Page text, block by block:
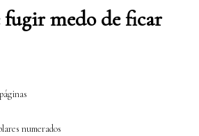
fugir medo de ficar
numerados